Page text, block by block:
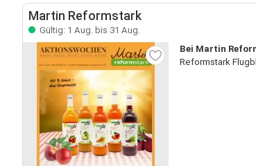
Martin Reformstark
Gültig: 1 Aug. bis 31 Aug.
Bei Martin
Reformstark